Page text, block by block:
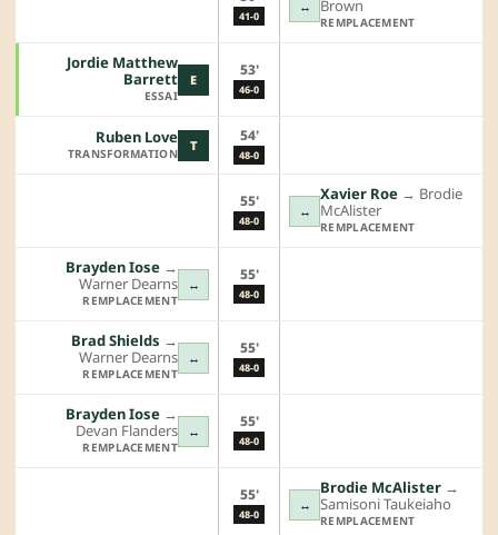
41-0
↔ Brown
REMPLACEMENT
E
Jordie Matthew
Barrett
ESSAI
53'
46-0
T
Ruben Love
TRANSFORMATION
54'
48-0
55'
48-0
↔
Xavier Roe →︎ Brodie
McAlister
REMPLACEMENT
↔
Brayden Iose →︎
Warner Dearns
REMPLACEMENT
55'
48-0
↔
Brad Shields →︎
Warner Dearns
REMPLACEMENT
55'
48-0
↔
Brayden Iose →︎
Devan Flanders
REMPLACEMENT
55'
48-0
55'
48-0
↔
Brodie McAlister →︎
Samisoni Taukeiaho
REMPLACEMENT